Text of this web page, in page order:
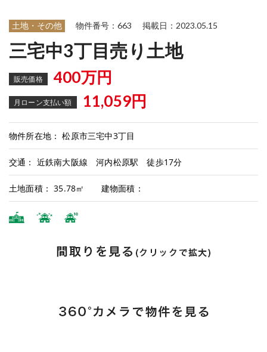
土地・その他 物件番号：663 掲載日：2023.05.15
三宅中3丁目売り土地
販売価格 400万円
月ローン支払い額 11,059円
物件所在地： 松原市三宅中3丁目
交通： 近鉄南大阪線 河内松原駅 徒歩17分
土地面積： 35.78㎡ 建物面積：